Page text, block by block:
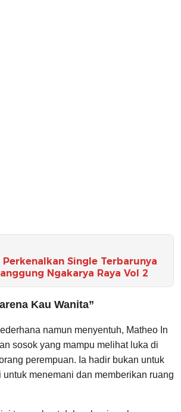
Single Terbarunya
Ngakarya Raya Vol 2
Kau Wanita”
namun menyentuh, Matheo In
sosok yang mampu melihat luka di
perempuan. Ia hadir bukan untuk
untuk menemani dan memberikan ruang